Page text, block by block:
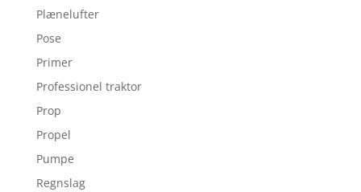
Plænelufter
Pose
Primer
Professionel traktor
Prop
Propel
Pumpe
Regnslag